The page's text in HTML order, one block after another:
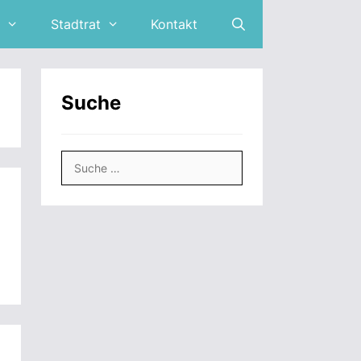
Stadtrat Kontakt
Suche
nach: